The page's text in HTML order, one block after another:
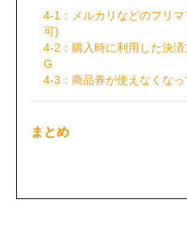
4-1：メルカリなどのフリ
可)
4-2：購入時に利用した決
G
4-3：商品券が使えなくな
まとめ